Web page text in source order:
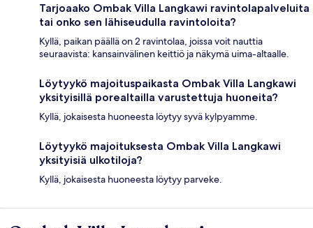
Tarjoaako Ombak Villa Langkawi ravintolapalveluita
tai onko sen lähiseudulla ravintoloita?
Kyllä, paikan päällä on 2 ravintolaa, joissa voit nauttia
seuraavista: kansainvälinen keittiö ja näkymä uima-altaalle.
Löytyykö majoituspaikasta Ombak Villa Langkawi
yksityisillä porealtailla varustettuja huoneita?
Kyllä, jokaisesta huoneesta löytyy syvä kylpyamme.
Löytyykö majoituksesta Ombak Villa Langkawi
yksityisiä ulkotiloja?
Kyllä, jokaisesta huoneesta löytyy parveke.